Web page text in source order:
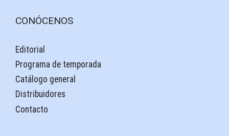
CONÓCENOS
Editorial
Programa de temporada
Catálogo general
Distribuidores
Contacto